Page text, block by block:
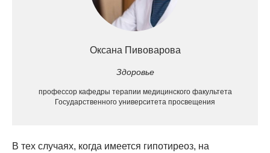
Оксана Пивоварова
Здоровье
профессор кафедры терапии медицинского факультета
Государственного университета просвещения
В тех случаях, когда имеется гипотиреоз, на